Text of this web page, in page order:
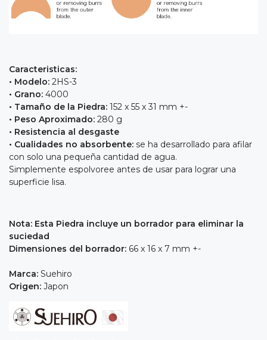
Caracteristicas:
• Modelo: 2HS-3
• Grano: 4000
• Tamaño de la Piedra: 152 x 55 x 31 mm +-
• Peso Aproximado: 280 g
• Resistencia al desgaste
• Cualidades no absorbente: se ha desarrollado para afilar
con solo una pequeña cantidad de agua.
Simplemente espolvoree antes de usar para lograr una
superficie lisa.
Nota: Esta Piedra incluye un borrador para eliminar la
suciedad
Dimensiones del borrador: 66 x 16 x 7 mm +-
Marca: Suehiro
Origen: Japon